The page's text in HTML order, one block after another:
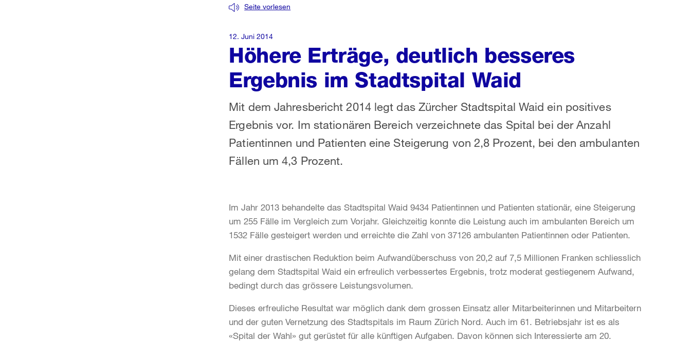
Höhere Erträge, deutlich besseres
Ergebnis im Stadtspital Waid
Seite vorlesen
Mit dem Jahresbericht 2014 legt das Zürcher Stadtspital Waid ein positives
Ergebnis vor. Im stationären Bereich verzeichnete das Spital bei der Anzahl
Patientinnen und Patienten eine Steigerung von 2,8 Prozent, bei den ambulanten
Fällen um 4,3 Prozent.
12. Juni 2014
Im Jahr 2013 behandelte das Stadtspital Waid 9434 Patientinnen und Patienten stationär, eine Steigerung
um 255 Fälle im Vergleich zum Vorjahr. Gleichzeitig konnte die Leistung auch im ambulanten Bereich um
1532 Fälle gesteigert werden und erreichte die Zahl von 37126 ambulanten Patientinnen oder Patienten.
Mit einer drastischen Reduktion beim Aufwandüberschuss von 20,2 auf 7,5 Millionen Franken schliesslich
gelang dem Stadtspital Waid ein erfreulich verbessertes Ergebnis, trotz moderat gestiegenem Aufwand,
bedingt durch das grössere Leistungsvolumen.
Dieses erfreuliche Resultat war möglich dank dem grossen Einsatz aller Mitarbeiterinnen und Mitarbeitern
und der guten Vernetzung des Stadtspitals im Raum Zürich Nord. Auch im 61. Betriebsjahr ist es als
«Spital der Wahl» gut gerüstet für alle künftigen Aufgaben. Davon können sich Interessierte am 20.